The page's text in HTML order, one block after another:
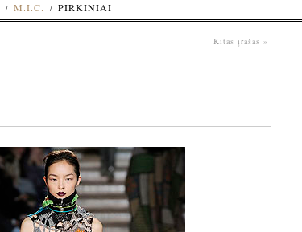
Kitas įrašas »
M.I.C. PIRKINIAI